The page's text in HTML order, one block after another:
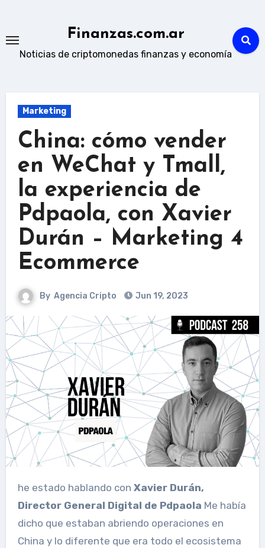
content
Finanzas.com.ar
Noticias de criptomonedas finanzas y economía
Marketing
China: cómo vender
en WeChat y Tmall,
la experiencia de
Pdpaola, con Xavier
Durán – Marketing 4
Ecommerce
By Agencia Cripto Jun 19, 2023
he estado hablando con Xavier Durán,
Director General Digital de Pdpaola Me había
dicho que estaban abriendo operaciones en
China y lo diferente que era todo el ecosistema